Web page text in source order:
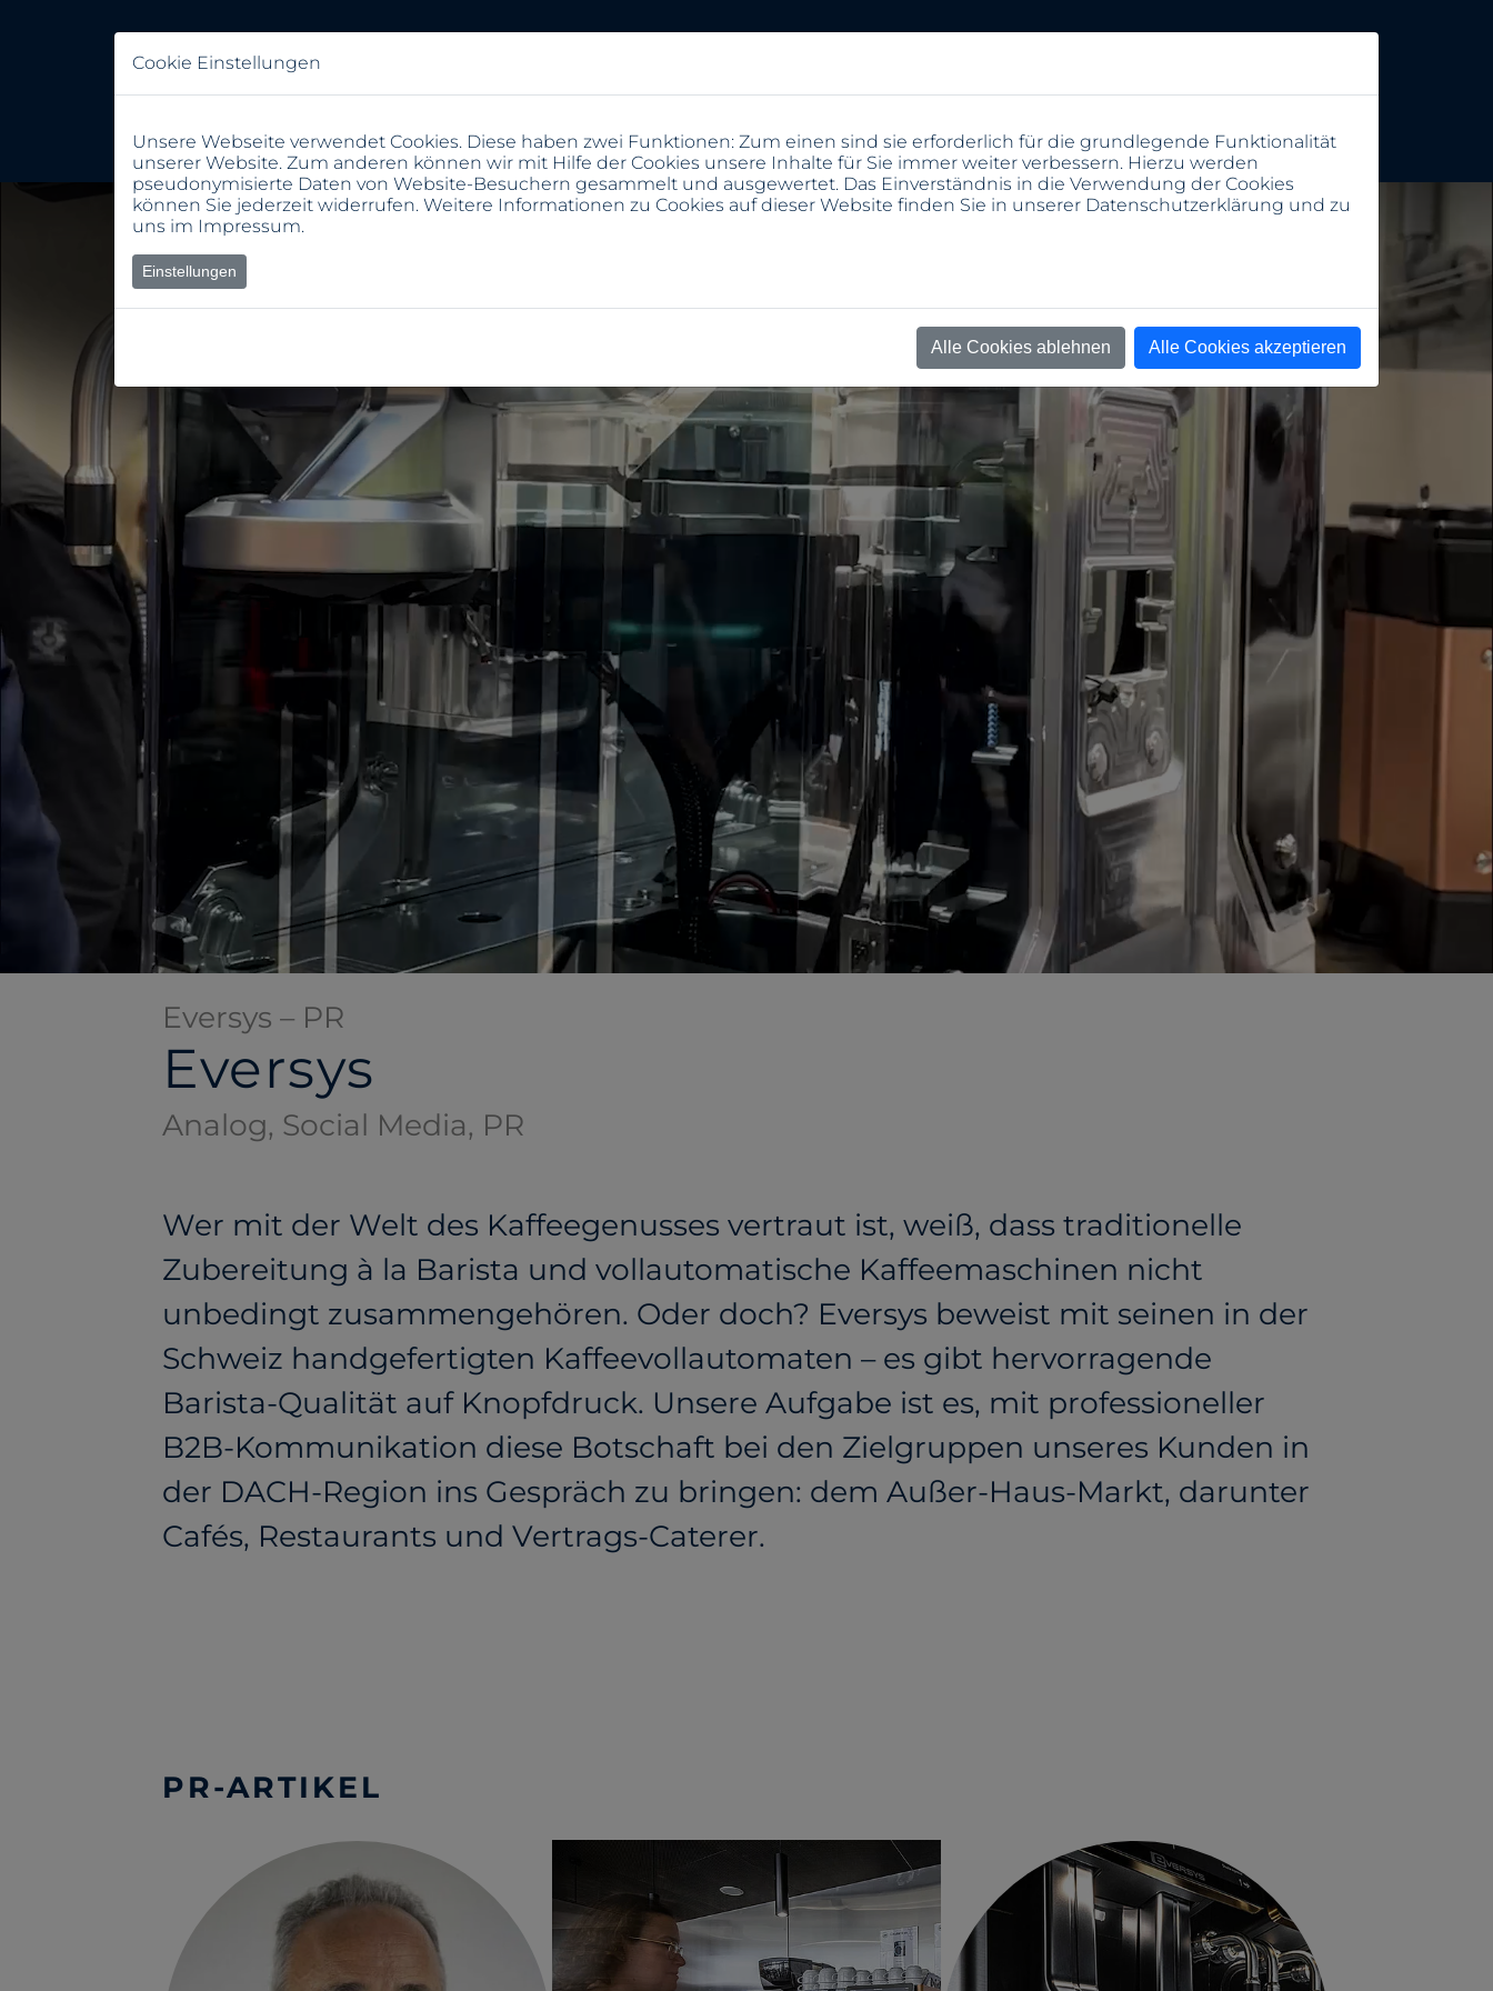
Eversys – PR
Eversys
Analog, Social Media, PR
Wer mit der Welt des Kaffeegenusses vertraut ist, weiß, dass traditionelle
Zubereitung à la Barista und vollautomatische Kaffeemaschinen nicht
unbedingt zusammengehören. Oder doch? Eversys beweist mit seinen in der
Schweiz handgefertigten Kaffeevollautomaten – es gibt hervorragende
Barista-Qualität auf Knopfdruck. Unsere Aufgabe ist es, mit professioneller
B2B-Kommunikation diese Botschaft bei den Zielgruppen unseres Kunden in
der DACH-Region ins Gespräch zu bringen: dem Außer-Haus-Markt, darunter
Cafés, Restaurants und Vertrags-Caterer.
PR-ARTIKEL
Cookie Einstellungen
Unsere Webseite verwendet Cookies. Diese haben zwei Funktionen: Zum einen sind sie erforderlich für die grundlegende Funktionalität
unserer Website. Zum anderen können wir mit Hilfe der Cookies unsere Inhalte für Sie immer weiter verbessern. Hierzu werden
pseudonymisierte Daten von Website-Besuchern gesammelt und ausgewertet. Das Einverständnis in die Verwendung der Cookies
können Sie jederzeit widerrufen. Weitere Informationen zu Cookies auf dieser Website finden Sie in unserer Datenschutzerklärung und zu
uns im Impressum.
Einstellungen
Alle Cookies ablehnen Alle Cookies akzeptieren